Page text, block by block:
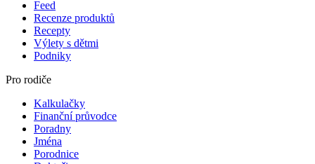
Feed
Recenze produktů
Recepty
Výlety s dětmi
Podniky
Pro rodiče
Kalkulačky
Finanční průvodce
Poradny
Jména
Porodnice